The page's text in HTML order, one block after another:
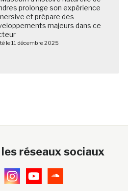
prolonge son expérience
et prépare des
majeurs dans ce
le 11 décembre 2025
réseaux sociaux